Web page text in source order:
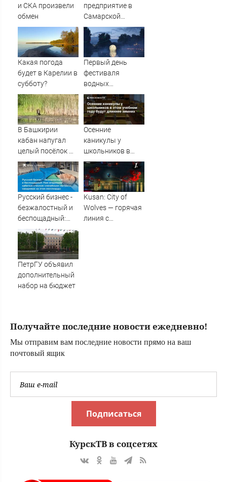
и СКА произвели
обмен
предприятие в
Самарской
области: ведется
ликвидация
последствий
Какая погода
будет в Карелии в
субботу?
Первый день
фестиваля
водных
фонариков
прошел в
псковском
Дендропарке.
В Башкирии
кабан напугал
целый посёлок —
жители в панике
Осенние
каникулы у
школьников в
этом учебном
году будут
длиннее зимних
Русский бизнес -
безжалостный и
беспощадный:
Нам впаривают
набитые стеклом
«лечебные»
матрасы,
этом миллиарды
Kusan: City of
Wolves — горячая
линия с
ПетрГУ объявил
дополнительный
набор на бюджет
Получайте последние новости ежедневно!
Мы отправим вам последние новости прямо на ваш
почтовый ящик
Подписаться
КурскТВ в соцсетях